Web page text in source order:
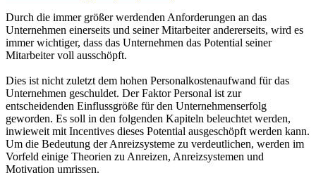
Durch die immer größer werdenden Anforderungen an das
Unternehmen einerseits und seiner Mitarbeiter andererseits, wird es
immer wichtiger, dass das Unternehmen das Potential seiner
Mitarbeiter voll ausschöpft.
Dies ist nicht zuletzt dem hohen Personalkostenaufwand für das
Unternehmen geschuldet. Der Faktor Personal ist zur
entscheidenden Einflussgröße für den Unternehmenserfolg
geworden. Es soll in den folgenden Kapiteln beleuchtet werden,
inwieweit mit Incentives dieses Potential ausgeschöpft werden kann.
Um die Bedeutung der Anreizsysteme zu verdeutlichen, werden im
Vorfeld einige Theorien zu Anreizen, Anreizsystemen und
Motivation umrissen.